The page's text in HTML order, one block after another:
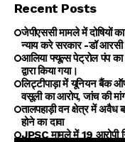
Recent Posts
जेपीएससी मामले में दोषियों
न्याय करे सरकार -डॉ आरसी
आलिया फ्यूल्स पेट्रोल पंप
द्वारा किया गया।
लिट्टीपाड़ा में यूनियन बैंक
वसूली का आरोप, जांच की
तालपहाड़ी वन क्षेत्र में अवैध
होने का दावा
JPSC मामले में 19 आरोपी